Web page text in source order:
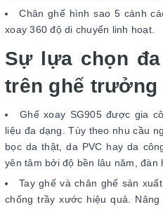
Chân ghế hình sao 5 cánh
xoay 360 độ di chuyển linh hoạt.
Sự lựa chọn
trên ghế trưởng
Ghế xoay SG905 được gia
liệu đa dạng. Tùy theo nhu cầu
bọc da thật, da PVC hay da
yên tâm bởi độ bền lâu năm, đàn
Tay ghế và chân ghế sản
chống trầy xước hiệu quả.